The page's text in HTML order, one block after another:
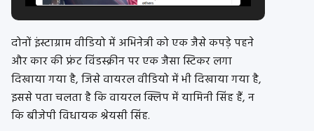
दोनों इंस्टाग्राम वीडियो में अभिनेत्री को एक जैसे कपड़े पहने
और कार की फ्रंट विंडस्क्रीन पर एक जैसा स्टिकर लगा
दिखाया गया है, जिसे वायरल वीडियो में भी दिखाया गया है,
इससे पता चलता है कि वायरल क्लिप में यामिनी सिंह हैं, न
कि बीजेपी विधायक श्रेयसी सिंह.